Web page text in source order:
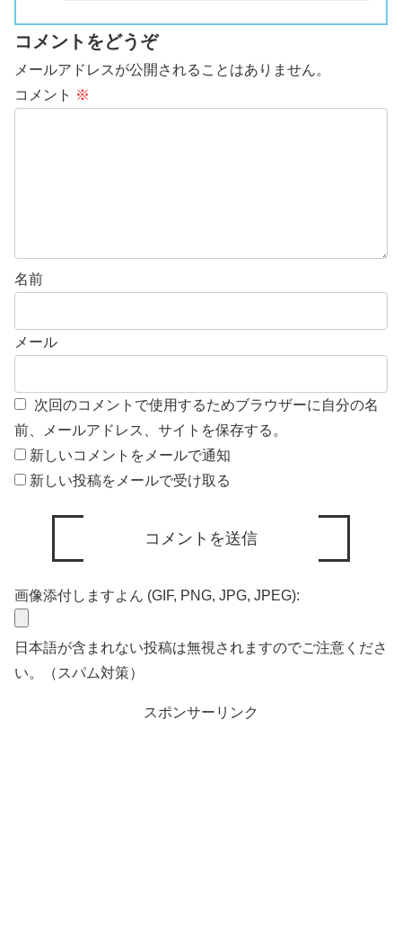
コメントをどうぞ
メールアドレスが公開されることはありません。
コメント ※
名前
メール
次回のコメントで使用するためブラウザーに自分の名
前、メールアドレス、サイトを保存する。
新しいコメントをメールで通知
新しい投稿をメールで受け取る
画像添付しますよん (GIF, PNG, JPG, JPEG):
日本語が含まれない投稿は無視されますのでご注意くださ
い。（スパム対策）
スポンサーリンク